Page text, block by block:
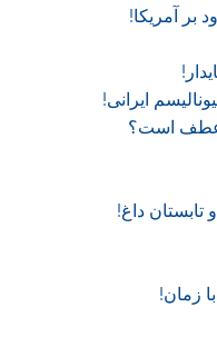
بر آمریکا!
ایرانی!
داغ!
زمان!